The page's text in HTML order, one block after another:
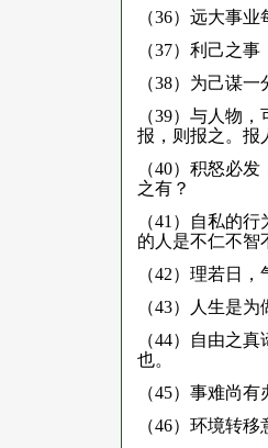
（36）远大事
（37）利己之
（38）为己谋
（39）与人物
报，则报之。报
（40）积怒必
之有？
（41）自私的
的人是不仁不智
（42）理若日
（43）人生是
（44）自由之
也。
（45）事难尚
（46）环境转